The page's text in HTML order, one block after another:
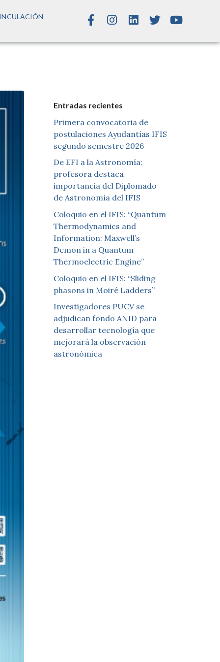
Entradas recientes
Primera convocatoria de
postulaciones Ayudantías IFIS
segundo semestre 2026
De EFI a la Astronomía:
profesora destaca
importancia del Diplomado
de Astronomía del IFIS
Coloquio en el IFIS: “Quantum
Thermodynamics and
Information: Maxwell’s
Demon in a Quantum
Thermoelectric Engine”
Coloquio en el IFIS: “Sliding
phasons in Moiré Ladders”
Investigadores PUCV se
adjudican fondo ANID para
desarrollar tecnología que
mejorará la observación
astronómica